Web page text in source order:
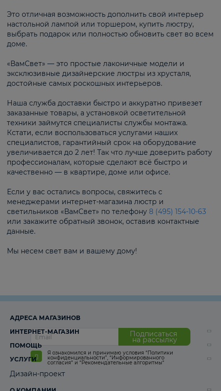
Это отличная возможность дополнить свой интерьер
настольной лампой или торшером, купить люстру,
выбрать подарок или полностью обновить свет во всем
доме.
«ВамСвет» — это простые лаконичные модели и
эксклюзивные дизайнерские люстры из хрусталя,
достойные самых роскошных интерьеров.
Наша служба доставки быстро и аккуратно привезет
заказанные товары, а установкой осветительной
техники займутся специалисты службы монтажа.
Кстати, если воспользоваться услугами наших
специалистов, гарантийный срок на оборудование
увеличивается до 2 лет! Так что лучше доверить работу
профессионалам, которые сделают всё быстро и
качественно — в квартире, доме или офисе.
Если у вас остались вопросы, свяжитесь с
менеджерами интернет-магазина люстр и
светильников «ВамСвет» по телефону 8 (495) 154-10-63
или закажите обратный звонок, оставив контактные
данные.
Мы несем свет вам и вашему дому!
Подписаться
на рассылку
Я ознакомился и принимаю условия “Политики
конфиденциальности”, “Информированного
согласия“ и “Рекомендательные алгоритмы“
АДРЕСА МАГАЗИНОВ
ИНТЕРНЕТ-МАГАЗИН
ПОМОЩЬ
УСЛУГИ
Дизайн-проект